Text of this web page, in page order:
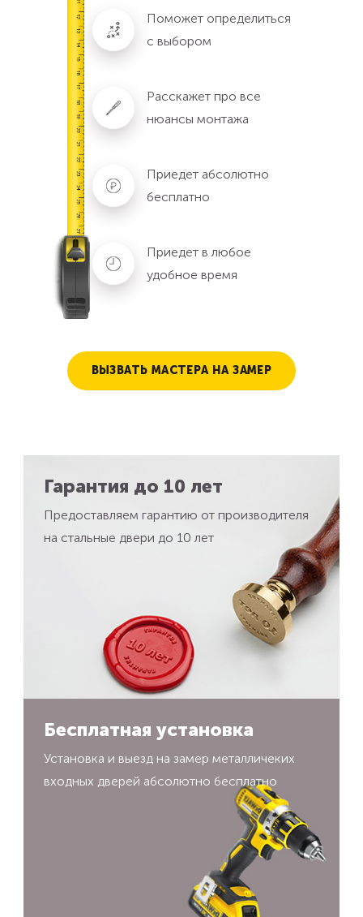
Поможет определиться
с выбором
Расскажет про все
нюансы монтажа
Приедет абсолютно
бесплатно
Приедет в любое
удобное время
ВЫЗВАТЬ МАСТЕРА НА ЗАМЕР
Гарантия до 10 лет
Предоставляем гарантию от производителя
на стальные двери до 10 лет
Бесплатная установка
Установка и выезд на замер металличеких
входных дверей абсолютно бесплатно